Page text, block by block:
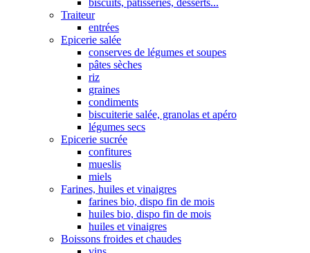
biscuits, pâtisseries, desserts...
Traiteur
entrées
Epicerie salée
conserves de légumes et soupes
pâtes sèches
riz
graines
condiments
biscuiterie salée, granolas et apéro
légumes secs
Epicerie sucrée
confitures
mueslis
miels
Farines, huiles et vinaigres
farines bio, dispo fin de mois
huiles bio, dispo fin de mois
huiles et vinaigres
Boissons froides et chaudes